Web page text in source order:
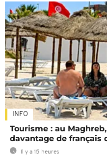
INFO
Tourisme : au
davantage de français
Il y a 15 heures